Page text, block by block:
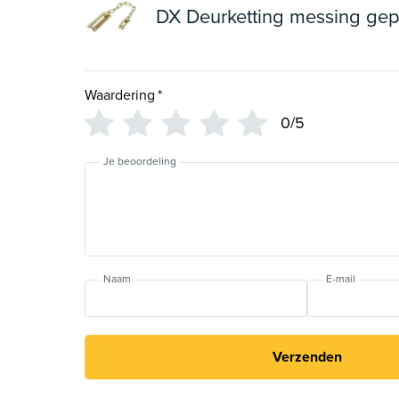
DX Deurketting messing
Waardering*
0/5
Je beoordeling
Naam E-mail
Verzenden